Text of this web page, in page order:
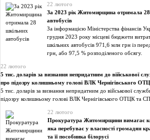
22 лютого
За 2023 рік Житомирщина отримала
автобусів
За інформацією Міністерства фінансів
грудня 2023 року місцеві бюджети
шкільних автобусів 971,6 млн грн із
грн, або 97,5 % розподіленого обсягу.
22 лютого
5 тис. доларів за визнання непридатним до військової
про підозру колишньому голові ВЛК Чернігівського
5 тис. доларів за визнання непридатним до військової
підозру колишньому голові ВЛК Чернігівського ОТЦК та СП
22 лютого
Прокуратура Житомирщини вимагає
яка перебуває у власності громадян
та її пособника білорусі